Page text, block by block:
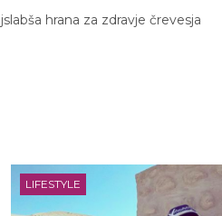
dobro pojesti žlico medu?
LIFESTYLE